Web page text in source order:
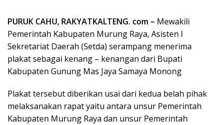
PURUK CAHU, RAKYATKALTENG. com – Mewakili
Pemerintah Kabupaten Murung Raya, Asisten I
Sekretariat Daerah (Setda) serampang menerima
plakat sebagai kenang – kenangan dari Bupati
Kabupaten Gunung Mas Jaya Samaya Monong
Plakat tersebut diberikan usai dari kedua belah pihak
melaksanakan rapat yaitu antara unsur Pemerintah
Kabupaten Murung Raya dan unsur Pemerintah